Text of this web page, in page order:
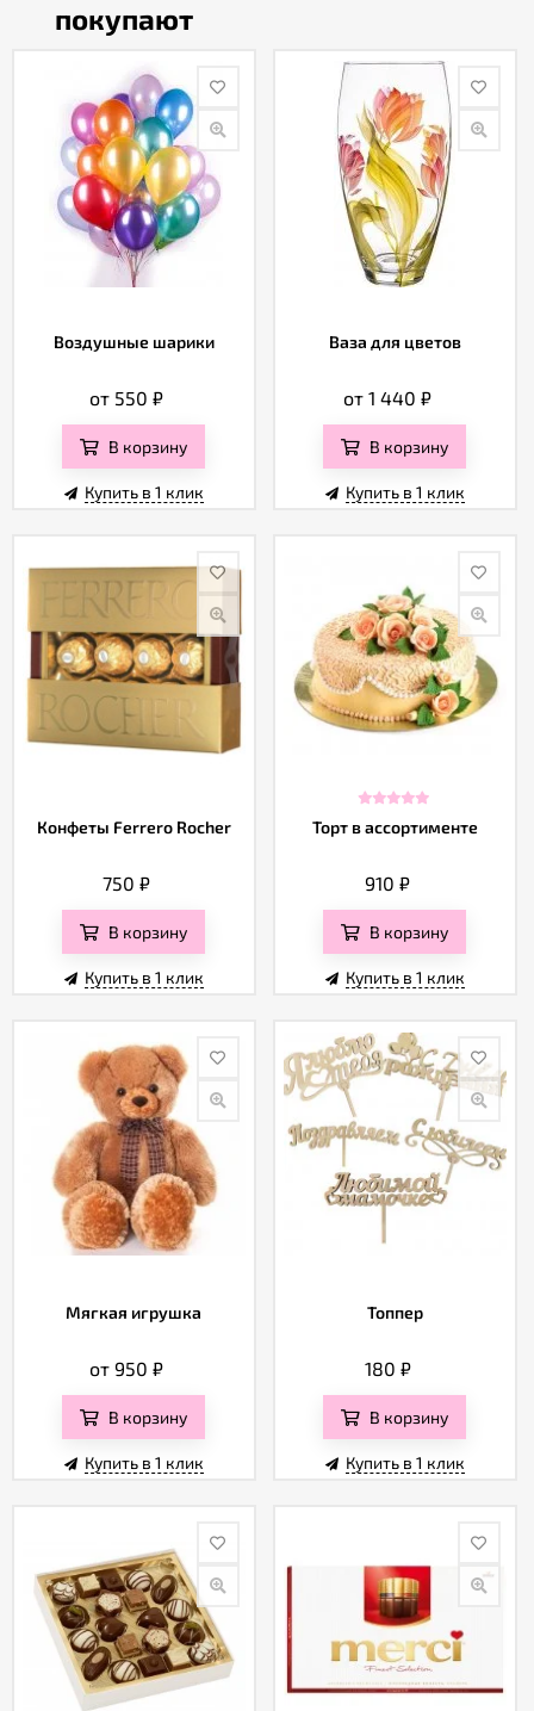
покупают
Воздушные шарики
от 550₽
В корзину
Купить в 1 клик
Ваза для цветов
от 1 440₽
В корзину
Купить в 1 клик
Конфеты Ferrero Rocher
750₽
В корзину
Купить в 1 клик
Торт в ассортименте
910₽
В корзину
Купить в 1 клик
Мягкая игрушка
от 950₽
В корзину
Купить в 1 клик
Топпер
180 ₽
В корзину
Купить в 1 клик